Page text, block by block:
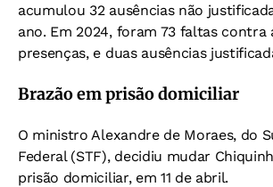
acumulou 32 ausências não
ano. Em 2024, foram 73 faltas contra
presenças, e duas ausências
Brazão em prisão domiciliar
O ministro Alexandre de Moraes, do
Federal (STF), decidiu mudar
prisão domiciliar, em 11 de abril.